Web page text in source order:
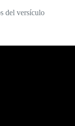
del versículo